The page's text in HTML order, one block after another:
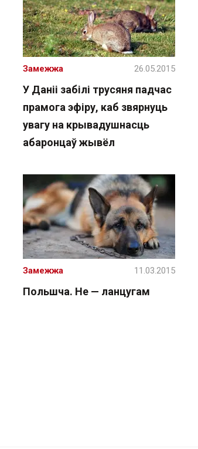
У Даніі забілі трусяня падчас
прамога эфіру, каб звярнуць
увагу на крывадушнасць
абаронцаў жывёл
Замежжа 26.05.2015
Польшча. Не — ланцугам
Замежжа 11.03.2015